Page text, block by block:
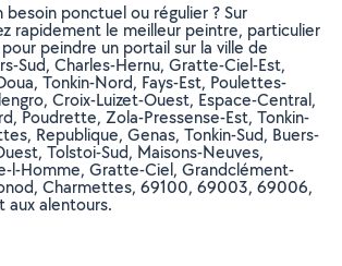
besoin ponctuel ou régulier ? Sur
rapidement le meilleur peintre, particulier
peindre un portail sur la ville de
Sud, Charles-Hernu, Gratte-Ciel-Est,
Tonkin-Nord, Fays-Est, Poulettes-
Croix-Luizet-Ouest, Espace-Central,
Poudrette, Zola-Pressense-Est, Tonkin-
Republique, Genas, Tonkin-Sud, Buers-
Tolstoi-Sud, Maisons-Neuves,
l-Homme, Gratte-Ciel, Grandclément-
Charmettes, 69100, 69003, 69006,
alentours.